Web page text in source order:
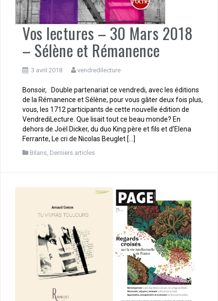
Vos lectures – 30 Mars 2018
– Sélène et Rémanence
3 avril 2018 vendredilecture
Bonsoir, Double partenariat ce vendredi, avec les éditions
de la Rémanence et Sélène, pour vous gâter deux fois plus,
vous, les 1712 participants de cette nouvelle édition de
VendrediLecture. Que lisait tout ce beau monde? En
dehors de Joël Dicker, du duo King père et fils et d’Elena
Ferrante, Le cri de Nicolas Beuglet […]
Bilans Derniers articles